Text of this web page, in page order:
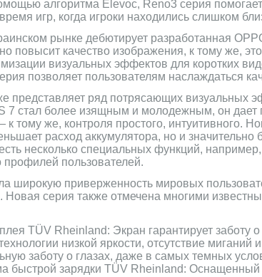
алгоритма Elevoc, Reno3 серия
игр, когда игроки находились слишком
рынке дебютирует разработанная
повысит качество изображения, к тому же,
визуальных эффектов для коротких
позволяет пользователям наслаждаться
представляет ряд потрясающих визуальных
7 стал более изящным и молодежным, он дает
тому же, контроля простого, интуитивного.
расход аккумулятора, но и значительно
несколько специальных функций,
профилей пользователей.
широкую приверженность мировых
Новая серия также отмечена многими
TÜV Rheinland: Экран гарантирует заботу о
низкой яркости, отсутствие миганий
заботу о глазах, даже в самых темных
быстрой зарядки TÜV Rheinland: Оснащенный